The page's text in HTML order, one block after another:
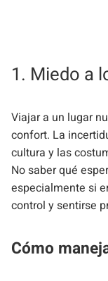
1. Miedo a
Viajar a un lugar
confort. La
cultura y las
No saber qué
especialmente si
control y sentirse
Cómo